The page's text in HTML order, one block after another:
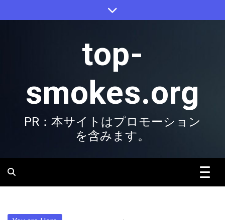
to
top-
smokes.org
PR：本サイトはプロモーション
を含みます。